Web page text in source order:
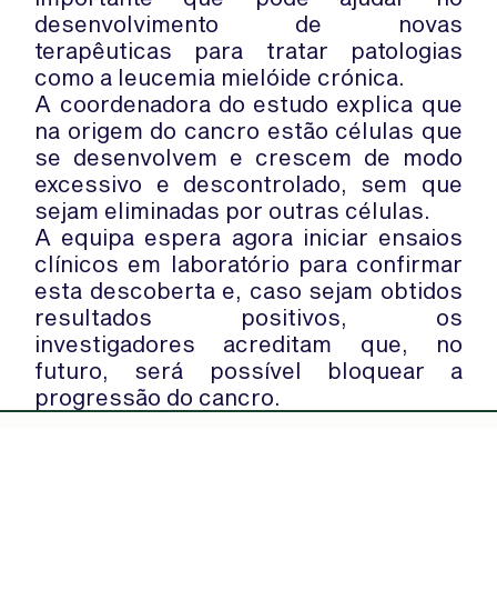
desenvolvimento de novas
terapêuticas para tratar patologias
como a leucemia mielóide crónica.
A coordenadora do estudo explica que
na origem do cancro estão células que
se desenvolvem e crescem de modo
excessivo e descontrolado, sem que
sejam eliminadas por outras células.
A equipa espera agora iniciar ensaios
clínicos em laboratório para confirmar
esta descoberta e, caso sejam obtidos
resultados positivos, os
investigadores acreditam que, no
futuro, será possível bloquear a
progressão do cancro.